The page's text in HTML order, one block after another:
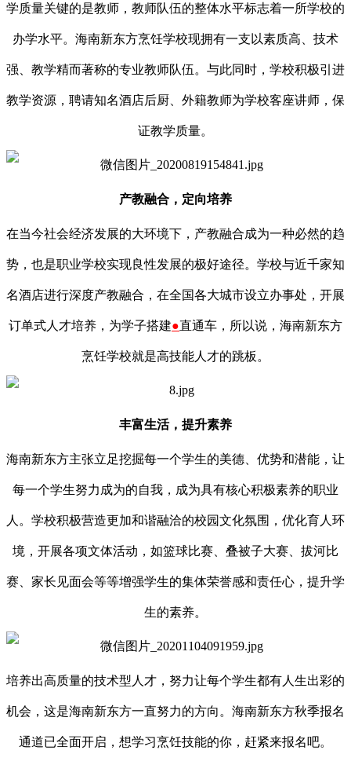
学质量关键的是教师，教师队伍的整体水平标志着一所学校的
办学水平。海南新东方烹饪学校现拥有一支以素质高、技术
强、教学精而著称的专业教师队伍。与此同时，学校积极引进
教学资源，聘请知名酒店后厨、外籍教师为学校客座讲师，保
证教学质量。
产教融合，定向培养
在当今社会经济发展的大环境下，产教融合成为一种必然的趋
势，也是职业学校实现良性发展的极好途径。学校与近千家知
名酒店进行深度产教融合，在全国各大城市设立办事处，开展
订单式人才培养，为学子搭建●直通车，所以说，海南新东方
烹饪学校就是高技能人才的跳板。
丰富生活，提升素养
海南新东方主张立足挖掘每一个学生的美德、优势和潜能，让
每一个学生努力成为的自我，成为具有核心积极素养的职业
人。学校积极营造更加和谐融洽的校园文化氛围，优化育人环
境，开展各项文体活动，如篮球比赛、叠被子大赛、拔河比
赛、家长见面会等等增强学生的集体荣誉感和责任心，提升学
生的素养。
培养出高质量的技术型人才，努力让每个学生都有人生出彩的
机会，这是海南新东方一直努力的方向。海南新东方秋季报名
通道已全面开启，想学习烹饪技能的你，赶紧来报名吧。